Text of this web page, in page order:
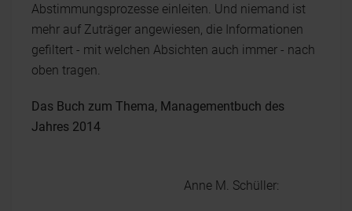
Abstimmungsprozesse einleiten. Und niemand ist
mehr auf Zuträger angewiesen, die Informationen
gefiltert - mit welchen Absichten auch immer - nach
oben tragen.
Das Buch zum Thema, Managementbuch des
Jahres 2014
Anne M. Schüller: